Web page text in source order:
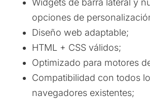
Widgets de barra lateral y
opciones de
Diseño web adaptable;
HTML + CSS válidos;
Optimizado para motores
Compatibilidad con todos
navegadores existentes;